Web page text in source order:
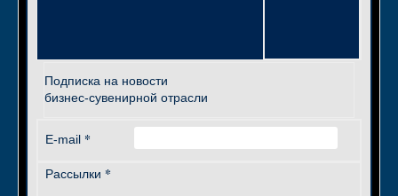
Подписка на новости
бизнес-сувенирной отрасли
E-mail *
Рассылки *